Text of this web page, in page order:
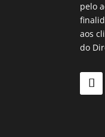
pelo
aos
do